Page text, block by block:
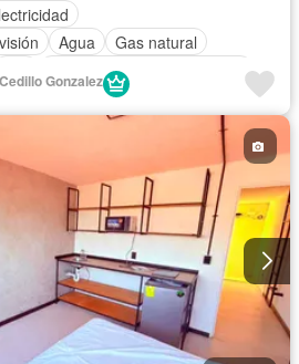
Agua
Gas natural
Completamente amueblado
Gonzalez